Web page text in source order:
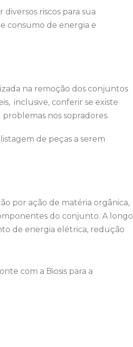
riscos para sua
consumo de energia e
na remoção dos conjuntos
inclusive, conferir se existe
nos sopradores.
de peças a serem
por ação de matéria orgânica,
do conjunto. A longo
de energia elétrica, redução
com a Biosis para a